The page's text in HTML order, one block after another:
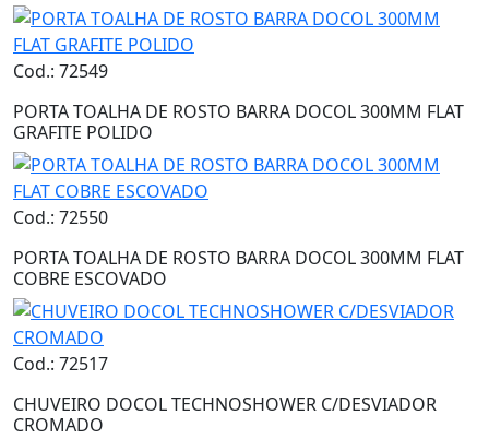
Cod.: 72549
PORTA TOALHA DE ROSTO BARRA DOCOL 300MM FLAT
GRAFITE POLIDO
Cod.: 72550
PORTA TOALHA DE ROSTO BARRA DOCOL 300MM FLAT
COBRE ESCOVADO
Cod.: 72517
CHUVEIRO DOCOL TECHNOSHOWER C/DESVIADOR
CROMADO